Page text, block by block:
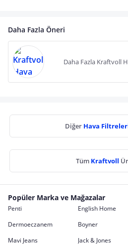
Daha Fazla Öneri
Daha Fazla Kraftvoll
Diğer Hava
Tüm Kraftvoll
Popüler Marka ve Mağazalar
Penti English Home
Dermoeczanem
Boyner
Mavi Jeans
Jack & Jones